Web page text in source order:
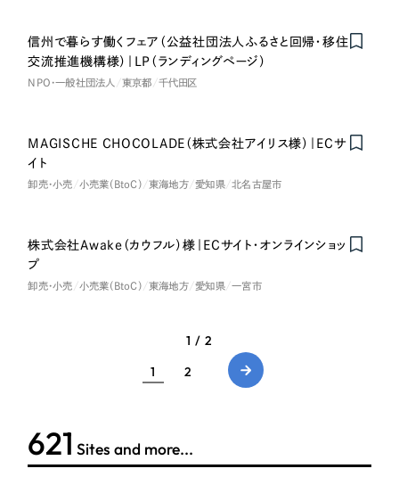
621 Sites and more...
信州で暮らす働くフェア（公益社団法人ふるさと回帰・移住
交流推進機構様）｜LP（ランディングページ）
NPO・一般社団法人 東京都 千代田区
MAGISCHE CHOCOLADE（株式会社アイリス様）｜ECサ
イト
卸売・小売 小売業（BtoC） 東海地方 愛知県 北名古屋市
株式会社Awake（カウフル）様｜ECサイト・オンラインショッ
プ
卸売・小売 小売業（BtoC） 東海地方 愛知県 一宮市
1 / 2
1
2